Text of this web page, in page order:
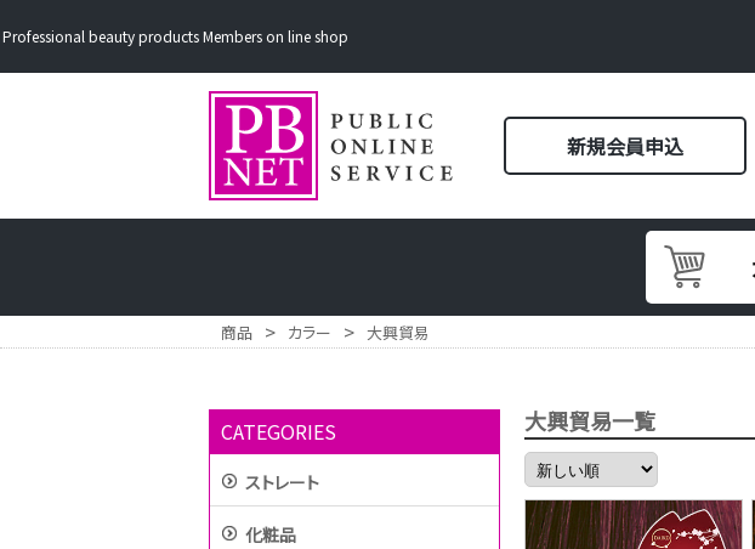
Professional beauty products Members on line shop
新規会員申込
商品 > カラー > 大興貿易
大興貿易一覧
CATEGORIES
ストレート
化粧品